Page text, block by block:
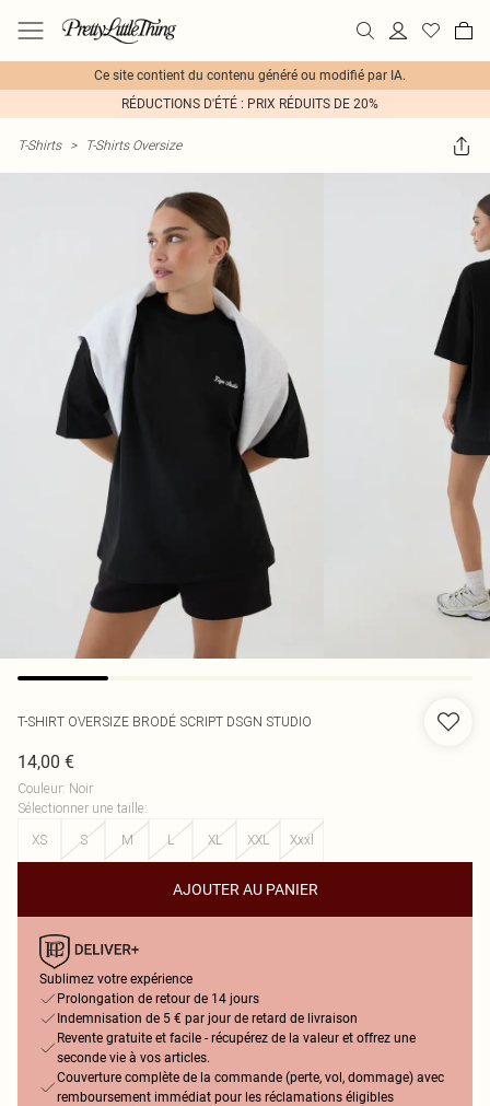
Ce site contient du contenu généré ou modifié par IA.
RÉDUCTIONS D'ÉTÉ : PRIX RÉDUITS DE 20%
T-Shirts > T-Shirts Oversize
T-SHIRT OVERSIZE BRODÉ SCRIPT DSGN STUDIO
14,00 €
Couleur: Noir
Sélectionner une taille:
XS
S M L XL XXL Xxxl
AJOUTER AU PANIER
Sublimez votre expérience
Prolongation de retour de 14 jours
Indemnisation de 5 € par jour de retard de livraison
Revente gratuite et facile - récupérez de la valeur et offrez une
seconde vie à vos articles.
Couverture complète de la commande (perte, vol, dommage) avec
remboursement immédiat pour les réclamations éligibles